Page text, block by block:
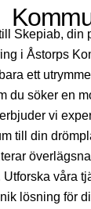
Skepiab, din
i Åstorps
ett
du söker en
vi
till din
våra
lösning för